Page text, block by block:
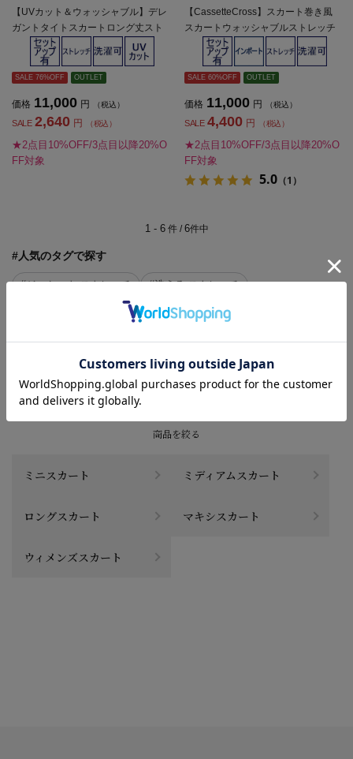
【UVカット＆ウォッシャブル】デレ
ガントタイトスカートロング丈スト
レッチ無地SOFFICE【レディース】
SALE 76%OFF OUTLET
価格 11,000 円 （税込）
SALE 2,640 円 （税込）
★2点目10%OFF/3点目以降20%O
FF対象
【CassetteCross】スカート巻き風
スカートウォッシャブルストレッチ
無地SOFFICE秋冬【レディース】
SALE 60%OFF OUTLET
価格 11,000 円 （税込）
SALE 4,400 円 （税込）
★2点目10%OFF/3点目以降20%O
FF対象
5.0 （1）
1 - 6件 / 6件中
#人気のタグで探す
#ジャケット ストレッチ #洗える ストレッチ
#ジャケット 無地 #快適 ジャケット
CATEGORY
商品を絞る
ミニスカート ミディアムスカート
ロングスカート マキシスカート
ウィメンズスカート